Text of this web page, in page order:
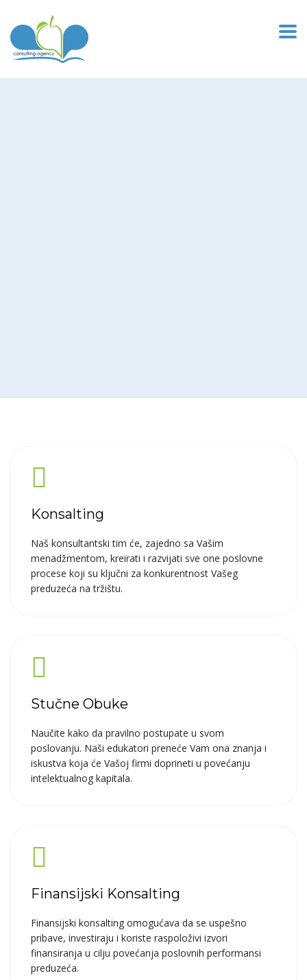
Konsalting
Naš konsultantski tim će, zajedno sa Vašim
menadžmentom, kreirati i razvijati sve one poslovne
procese koji su ključni za konkurentnost Vašeg
preduzeća na tržištu.
Stučne Obuke
Naučite kako da pravilno postupate u svom
poslovanju. Naši edukatori preneće Vam ona znanja i
iskustva koja će Vašoj firmi doprineti u povećanju
intelektualnog kapitala.
Finansijski Konsalting
Finansijski konsalting omogućava da se uspešno
pribave, investiraju i koriste raspoloživi izvori
finansiranja u cilju povećanja poslovnih performansi
preduzeća.